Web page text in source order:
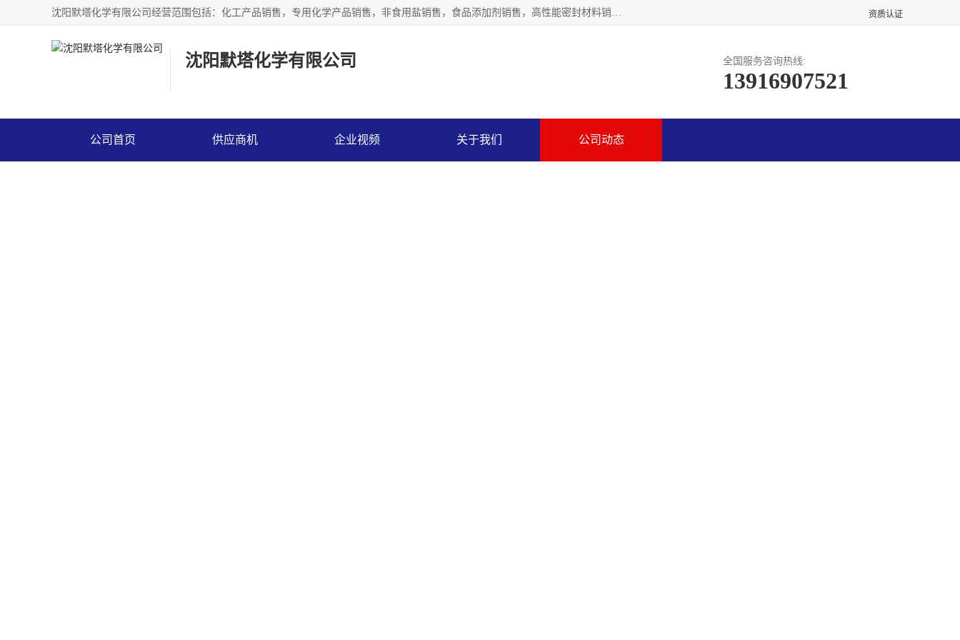
沈阳默塔化学有限公司经营范围包括：化工产品销售，专用化学产品销售，非食用盐销售，食品添加剂销售，高性能密封材料销售，涂料销售，合成材料销售，工程塑料及合成树脂销售等；主要产品有高纯电子级环丁砜，总金属离子可控制在ppb级别、纯度高、颜色浅、耐高温分解时间长，特别适合于半导体制造，硅片晶圆制造，清洗湿电子化学品，锂电池电解液，电子油墨，特种材料等高端行业；也适用于医药合成。 资质认证
沈阳默塔化学有限公司 全国服务咨询热线:
13916907521
公司首页 供应商机 企业视频 关于我们 公司动态